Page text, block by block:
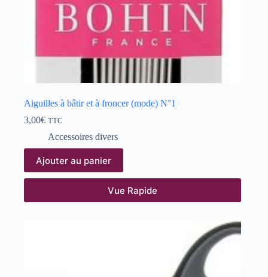
Aiguilles à bâtir et à froncer (mode) N°1
3,00€ TTC
Accessoires divers
Ajouter au panier
Vue Rapide